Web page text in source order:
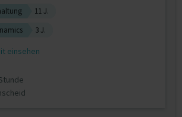
11 J.
3 J.
einsehen